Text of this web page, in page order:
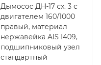
Дымосос ДН-17 сх. 3 с
двигателем 160/1000
правый, материал
нержавейка AIS I409,
подшипниковый узел
стандартный